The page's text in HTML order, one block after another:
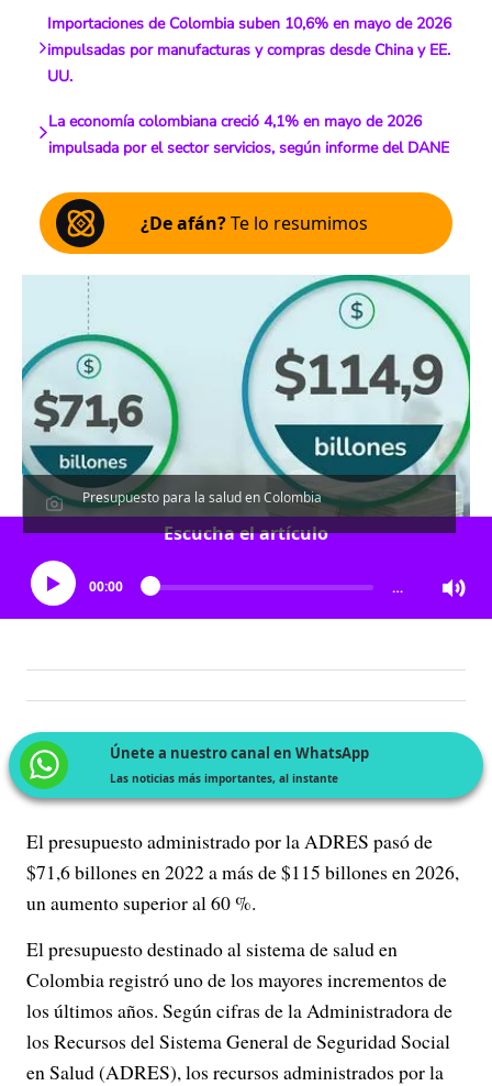
Importaciones de Colombia suben 10,6% en mayo de 2026
impulsadas por manufacturas y compras desde China y EE.
UU.
La economía colombiana creció 4,1% en mayo de 2026
impulsada por el sector servicios, según informe del DANE
¿De afán?Te lo resumimos
Presupuesto para la salud en Colombia
Escucha el artículo
00:00 …
Únete a nuestro canal en WhatsApp
Las noticias más importantes, al instante
El presupuesto administrado por la ADRES pasó de
$71,6 billones en 2022 a más de $115 billones en 2026,
un aumento superior al 60 %.
El presupuesto destinado al sistema de salud en
Colombia registró uno de los mayores incrementos de
los últimos años. Según cifras de la Administradora de
los Recursos del Sistema General de Seguridad Social
en Salud (ADRES), los recursos administrados por la